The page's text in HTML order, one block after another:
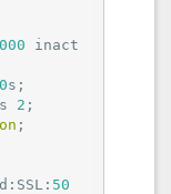
inact
s;
2 ;
on ;
50